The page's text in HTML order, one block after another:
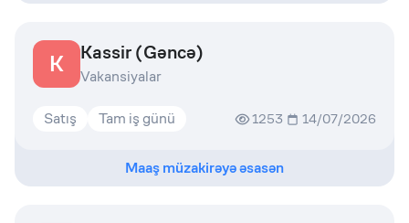
K Kassir (Gəncə)
Vakansiyalar
Satış Tam iş günü 1253 14/07/2026
Maaş müzakirəyə əsasən